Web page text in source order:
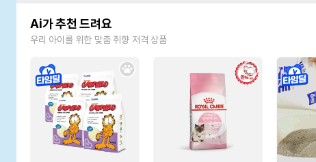
Ai가 추천 드려요
우리 아이를 위한 맞춤 취향 저격 상품